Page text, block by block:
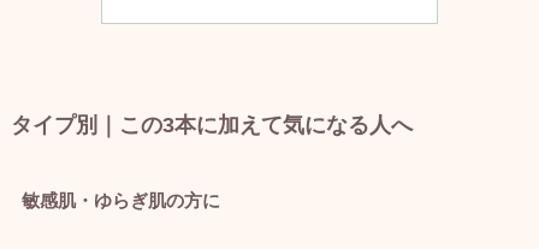
タイプ別｜この3本に加えて気になる人へ
敏感肌・ゆらぎ肌の方に